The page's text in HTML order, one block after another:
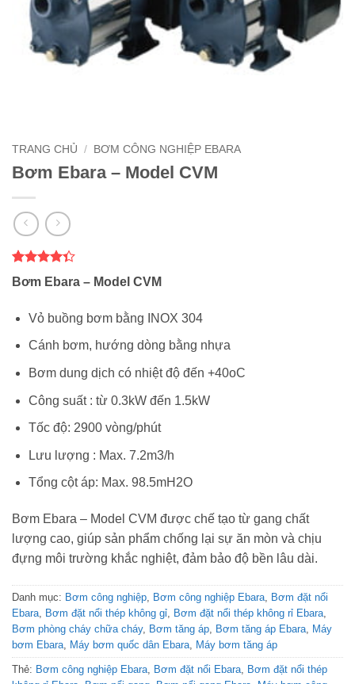
TRANG CHỦ / BƠM CÔNG NGHIỆP EBARA
Bơm Ebara – Model CVM
4.33
trên
5 dựa
3Bơm Ebara – Model CVM
Vỏ buồng bơm bằng INOX 304
Cánh bơm, hướng dòng bằng nhựa
Bơm dung dịch có nhiệt độ đến +40oC
Công suất : từ 0.3kW đến 1.5kW
Tốc độ: 2900 vòng/phút
Lưu lượng : Max. 7.2m3/h
Tổng cột áp: Max. 98.5mH2O
Bơm Ebara – Model CVM được chế tạo từ gang chất
lượng cao, giúp sản phẩm chống lại sự ăn mòn và chịu
đựng môi trường khắc nghiệt, đảm bảo độ bền lâu dài.
Danh mục: Bơm công nghiệp Bơm công nghiệp Ebara
Bơm đặt nổi
Ebara
Bơm đặt nổi thép không gỉ Bơm đặt nổi thép không rỉ Ebara
Bơm phòng cháy chữa cháy, Bơm tăng áp Bơm tăng áp Ebara
Máy
bơm Ebara
Máy bơm quốc dân Ebara Máy bơm tăng áp
Thẻ: Bơm công nghiệp Ebara Bơm đặt nổi Ebara
Bơm đặt nổi thép